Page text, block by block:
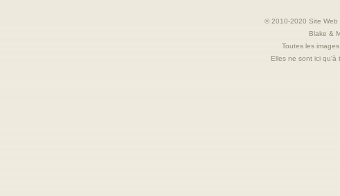
© 2010-2020 Site Web
Blake &
Toutes les
Elles ne sont ici qu'à